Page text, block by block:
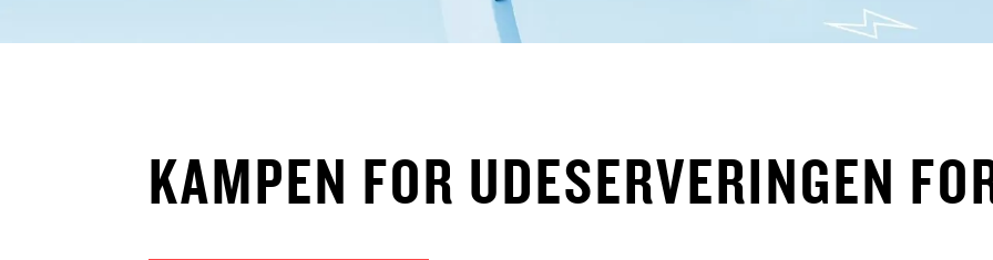
KAMPEN FOR UDESERVERINGEN